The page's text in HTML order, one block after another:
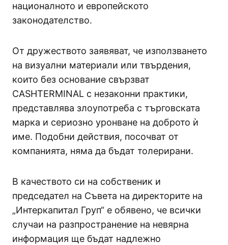
националното и европейското
законодателство.
От дружеството заявяват, че използването
на визуални материали или твърдения,
които без основание свързват
CASHTERMINAL с незаконни практики,
представлява злоупотреба с търговската
марка и сериозно уронване на доброто ѝ
име. Подобни действия, посочват от
компанията, няма да бъдат толерирани.
В качеството си на собственик и
председател на Съвета на директорите на
„Интеркапитал Груп“ е обявено, че всички
случаи на разпространение на невярна
информация ще бъдат надлежно